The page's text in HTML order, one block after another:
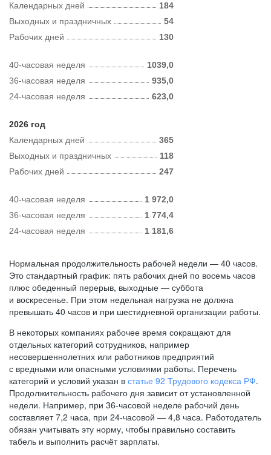
Календарных дней
184
Рабочих дней 130
Выходных и праздничных 54
40-часовая неделя
1039,0
36-часовая неделя
935,0
24-часовая неделя
623,0
2026 год
Календарных дней
365
Рабочих дней 247
Выходных и праздничных 118
40-часовая неделя
1 972,0
36-часовая неделя
1 774,4
24-часовая неделя
1 181,6
Нормальная продолжительность рабочей недели — 40 часов.
Это стандартный график: пять рабочих дней по восемь часов
плюс обеденный перерыв, выходные — суббота
и воскресенье. При этом недельная нагрузка не должна
превышать 40 часов и при шестидневной организации работы.
В некоторых компаниях рабочее время сокращают для
отдельных категорий сотрудников, например
несовершеннолетних или работников предприятий
с вредными или опасными условиями работы. Перечень
категорий и условий указан в статье 92 Трудового кодекса РФ.
Продолжительность рабочего дня зависит от установленной
недели. Например, при 36-часовой неделе рабочий день
составляет 7,2 часа, при 24-часовой — 4,8 часа. Работодатель
обязан учитывать эту норму, чтобы правильно составить
табель и выполнить расчёт зарплаты.